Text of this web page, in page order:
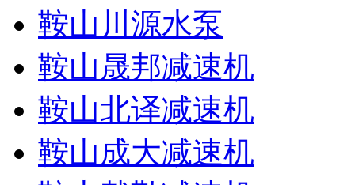
鞍山川源水泵
鞍山晟邦减速机
鞍山北译减速机
鞍山成大减速机